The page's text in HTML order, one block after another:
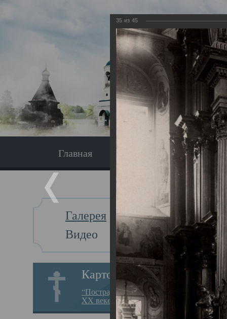
Главная Экскурсия
Галерея
Видео
Картотека
“Пострадавшие за веру в
XX веке на Севере”
Главная
35 из 45